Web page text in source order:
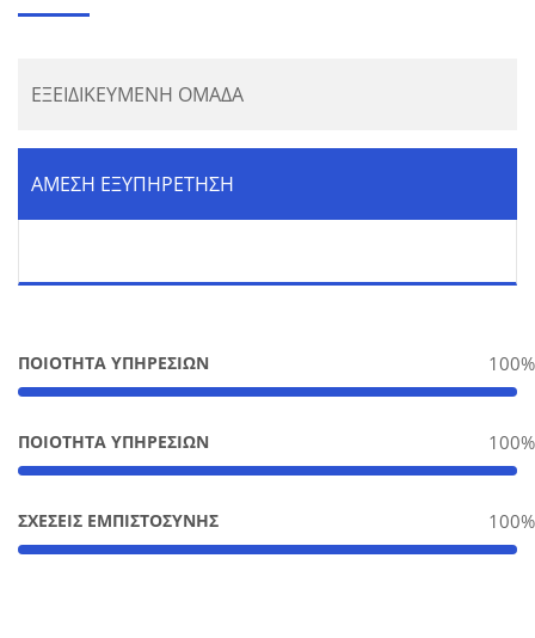
ΕΞΕΙΔΙΚΕΥΜΕΝΗ ΟΜΑΔΑ
ΑΜΕΣΗ ΕΞΥΠΗΡΕΤΗΣΗ
ΠΟΙΟΤΗΤΑ ΥΠΗΡΕΣΙΩΝ 100%
ΠΟΙΟΤΗΤΑ ΥΠΗΡΕΣΙΩΝ 100%
ΣΧΕΣΕΙΣ ΕΜΠΙΣΤΟΣΥΝΗΣ 100%